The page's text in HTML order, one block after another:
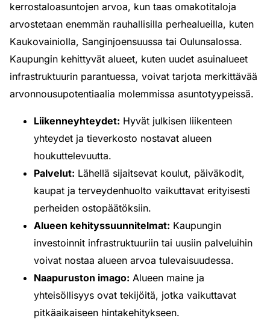
kerrostaloasuntojen arvoa, kun taas omakotitaloja
arvostetaan enemmän rauhallisilla perhealueilla, kuten
Kaukovainiolla, Sanginjoensuussa tai Oulunsalossa.
Kaupungin kehittyvät alueet, kuten uudet asuinalueet
infrastruktuurin parantuessa, voivat tarjota merkittävää
arvonnousupotentiaalia molemmissa asuntotyypeissä.
Liikenneyhteydet: Hyvät julkisen liikenteen
yhteydet ja tieverkosto nostavat alueen
houkuttelevuutta.
Palvelut: Lähellä sijaitsevat koulut, päiväkodit,
kaupat ja terveydenhuolto vaikuttavat erityisesti
perheiden ostopäätöksiin.
Alueen kehityssuunnitelmat: Kaupungin
investoinnit infrastruktuuriin tai uusiin palveluihin
voivat nostaa alueen arvoa tulevaisuudessa.
Naapuruston imago: Alueen maine ja
yhteisöllisyys ovat tekijöitä, jotka vaikuttavat
pitkäaikaiseen hintakehitykseen.